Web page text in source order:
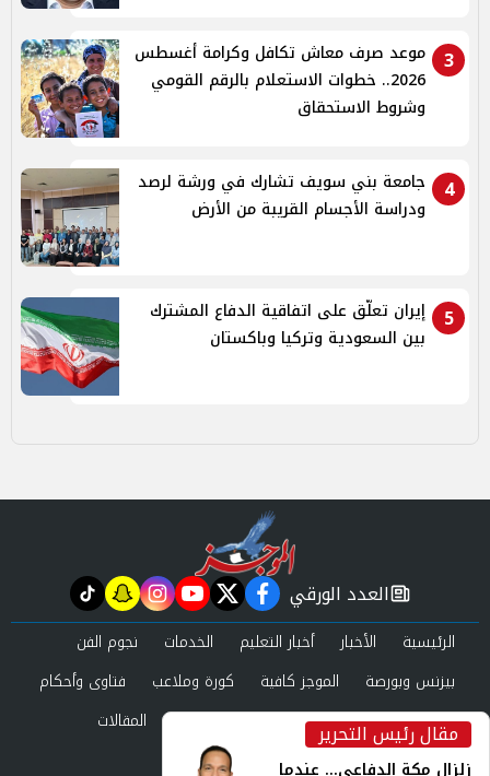
3
موعد صرف معاش تكافل وكرامة أغسطس
2026.. خطوات الاستعلام بالرقم القومي
وشروط الاستحقاق
4
جامعة بني سويف تشارك في ورشة لرصد
ودراسة الأجسام القريبة من الأرض
5
إيران تعلّق على اتفاقية الدفاع المشترك
بين السعودية وتركيا وباكستان
مقال رئيس التحرير
زلزال مكة الدفاعي... عندما
newspaper
العدد الورقي facebook
twitter
youtube
instagram
snapchat
tiktok
الرئيسية الأخبار أخبار التعليم الخدمات
نجوم الفن
بيزنس وبورصة
الموجز كافية كورة وملاعب
فتاوى وأحكام
صحة وجمال
عرب وعالم حوادث ومحاكم
المقالات
العدد الورقي